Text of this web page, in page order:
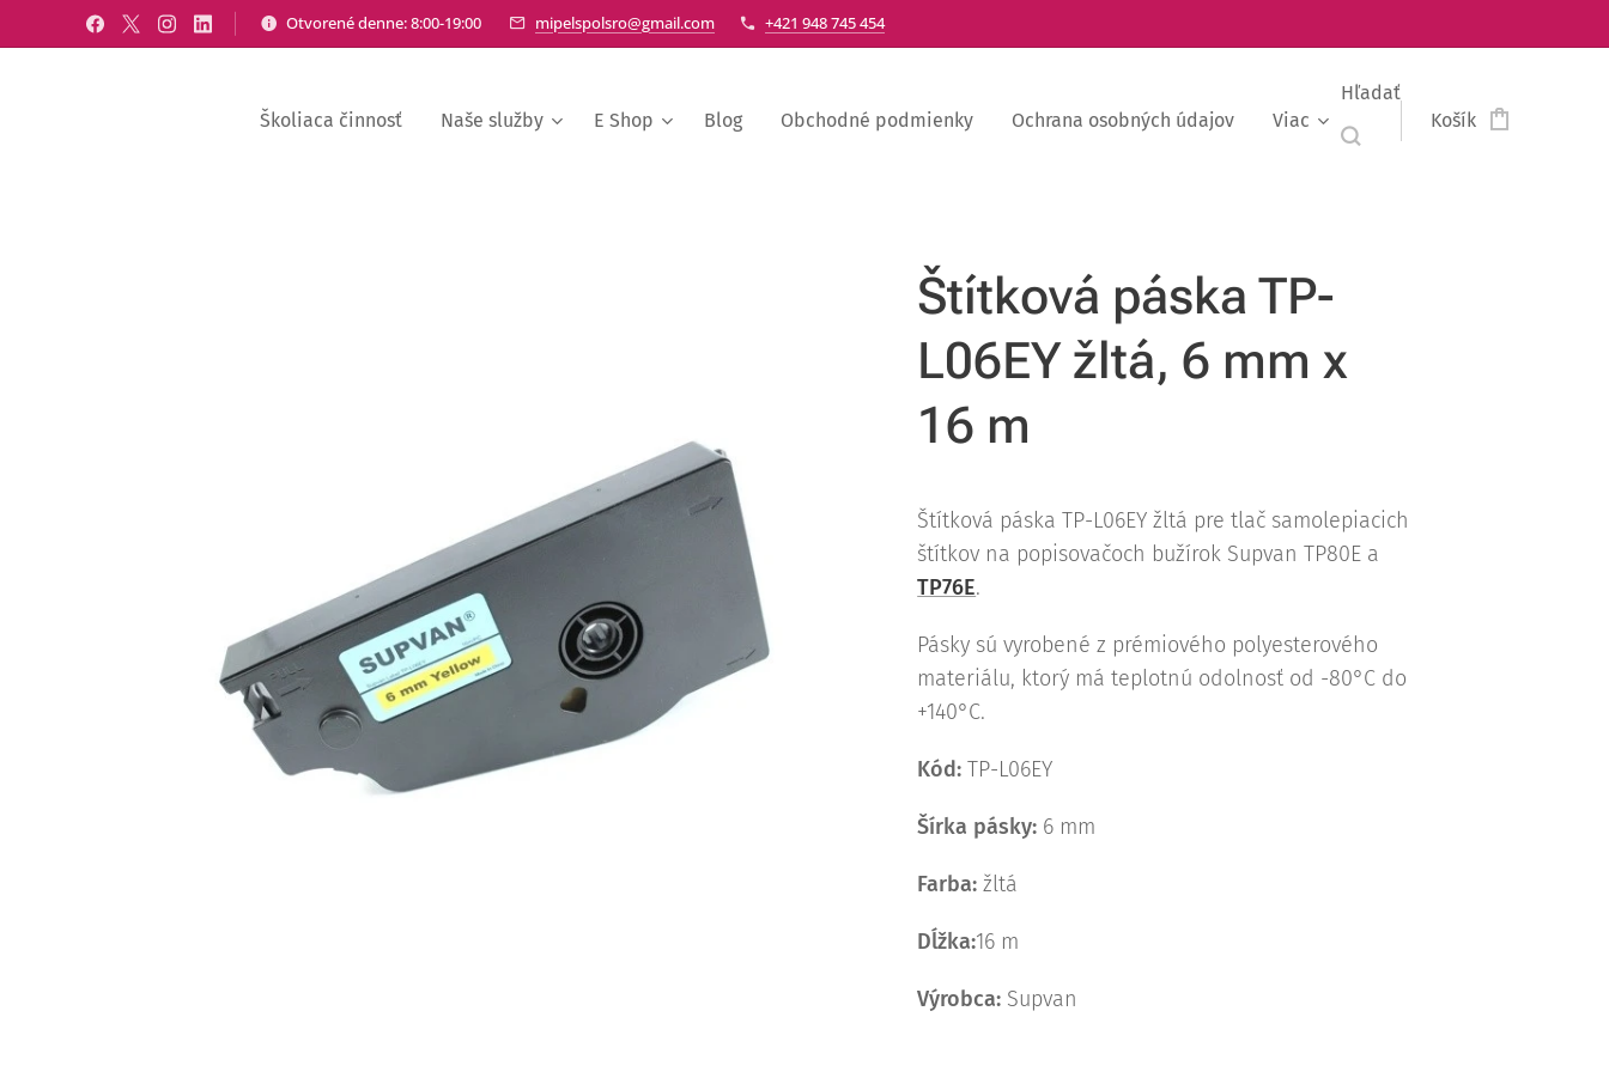
Otvorené denne: 8:00-19:00 mipelspolsro@gmail.com +421 948 745 454
Školiaca činnosť Naše služby E Shop Blog Obchodné podmienky Ochrana osobných údajov Viac
Hľadať
Košík
Štítková páska TP-
L06EY žltá, 6 mm x
16 m
Štítková páska TP-L06EY žltá pre tlač samolepiacich
štítkov na popisovačoch bužírok Supvan TP80E a
TP76E.
Pásky sú vyrobené z prémiového polyesterového
materiálu, ktorý má teplotnú odolnosť od -80°C do
+140°C.
Kód: TP-L06EY
Šírka pásky: 6 mm
Farba: žltá
Dĺžka:16 m
Výrobca: Supvan